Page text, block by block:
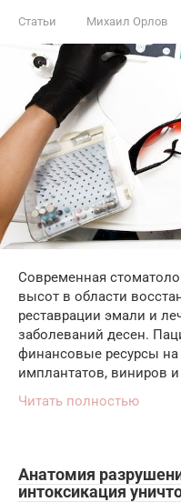
Статьи Михаил Орлов
Современная
высот в области
реставрации эмали и
заболеваний десен.
финансовые ресурсы
имплантатов, виниров и
Читать полностью
Анатомия
интоксикация